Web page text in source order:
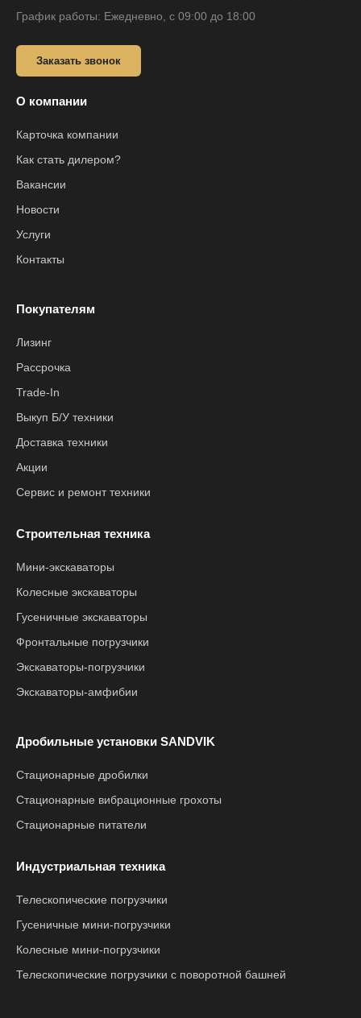
График работы: Ежедневно, с 09:00 до 18:00
Заказать звонок
О компании
Карточка компании
Как стать дилером?
Вакансии
Новости
Услуги
Контакты
Покупателям
Лизинг
Рассрочка
Trade-In
Выкуп Б/У техники
Доставка техники
Акции
Сервис и ремонт техники
Строительная техника
Мини-экскаваторы
Колесные экскаваторы
Гусеничные экскаваторы
Фронтальные погрузчики
Экскаваторы-погрузчики
Экскаваторы-амфибии
Дробильные установки SANDVIK
Стационарные дробилки
Стационарные вибрационные грохоты
Стационарные питатели
Индустриальная техника
Телескопические погрузчики
Гусеничные мини-погрузчики
Колесные мини-погрузчики
Телескопические погрузчики с поворотной башней